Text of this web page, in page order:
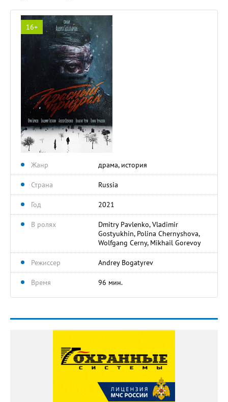
16+
Жанр драма, история
Страна Russia
Год 2021
В ролях
Dmitry Pavlenko, Vladimir
Gostyukhin, Polina Chernyshova,
Wolfgang Cerny, Mikhail Gorevoy
Режиссер Andrey Bogatyrev
Время 96 мин.